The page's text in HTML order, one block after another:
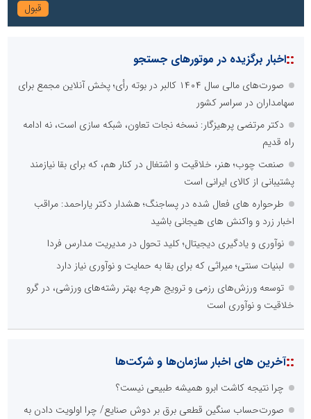
::اخبار برگزیده در موتورهای جستجو
صورت‌های مالی سال ۱۴۰۴ کالبر در بوته رأی؛ پخش آنلاین مجمع برای
سهامداران در سراسر کشور
دکتر مرتضی پرهیزگار: نسخه نجات تعاون، شبکه سازی است، نه ادامه
راه قدیم
صنعت چوب؛ هنر، خلاقیت و اشتغال در کنار هم، که برای بقا نیازمند
پشتیبانی از کالای ایرانی است
طرحواره های فعال شده در پساجنگ؛ هشدار دکتر یاراحمد: مراقب
اخبار زرد و واکنش های هیجانی باشید
نوآوری و یادگیری دیجیتال؛ کلید تحول در مدیریت مدارس فردا
لبنیات سنتی؛ میراثی که برای بقا به حمایت و نوآوری نیاز دارد
توسعه ورزش‌های رزمی و ترویج هرچه بهتر رشته‌های ورزشی، در گرو
خلاقیت و نوآوری است
::آخرین های اخبار سازمان‌ها و شرکت‌ها
چرا نتیجه کاشت ابرو همیشه طبیعی نیست؟
صورت‌حساب سنگین قطعی برق بر دوش صنایع/ چرا اولویت دادن به